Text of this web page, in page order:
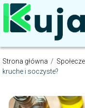
Strona główna /
kruche i soczyste?